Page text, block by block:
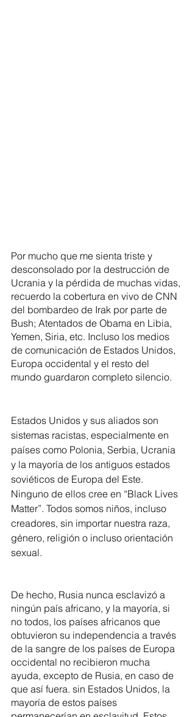
Por mucho que me sienta triste y
desconsolado por la destrucción de
Ucrania y la pérdida de muchas vidas,
recuerdo la cobertura en vivo de CNN
del bombardeo de Irak por parte de
Bush; Atentados de Obama en Libia,
Yemen, Siria, etc. Incluso los medios
de comunicación de Estados Unidos,
Europa occidental y el resto del
mundo guardaron completo silencio.
Estados Unidos y sus aliados son
sistemas racistas, especialmente en
países como Polonia, Serbia, Ucrania
y la mayoría de los antiguos estados
soviéticos de Europa del Este.
Ninguno de ellos cree en “Black Lives
Matter”. Todos somos niños, incluso
creadores, sin importar nuestra raza,
género, religión o incluso orientación
sexual.
De hecho, Rusia nunca esclavizó a
ningún país africano, y la mayoría, si
no todos, los países africanos que
obtuvieron su independencia a través
de la sangre de los países de Europa
occidental no recibieron mucha
ayuda, excepto de Rusia, en caso de
que así fuera. sin Estados Unidos, la
mayoría de estos países